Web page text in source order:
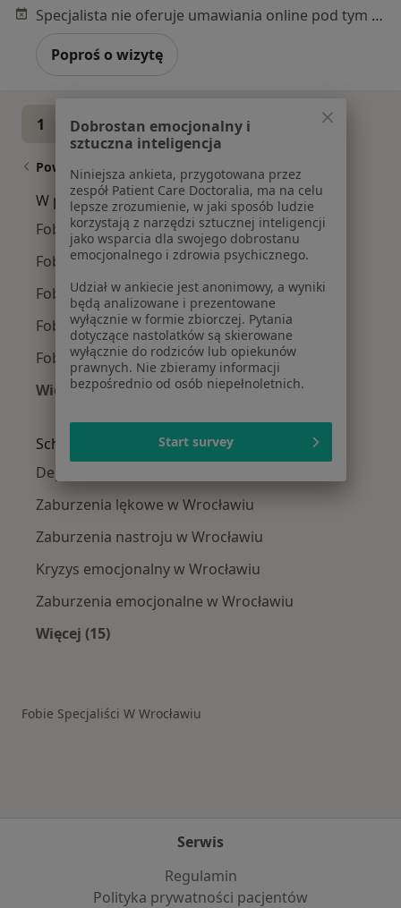
Specjalista nie oferuje umawiania online pod tym adresem.
Poproś o wizytę
1 2 3 4 5 ...
Powiązane wyszukiwania
W pobliżu Wrocławia
Fobie w Trzebnicy
Fobie w Oleśnicy
Fobie w Oławie
Fobie w Brzegu
Fobie w Iwinach
Więcej (12)
Schorzenia w Wrocławiu
Depresja w Wrocławiu
Zaburzenia lękowe w Wrocławiu
Zaburzenia nastroju w Wrocławiu
Kryzys emocjonalny w Wrocławiu
Zaburzenia emocjonalne w Wrocławiu
Więcej (15)
Fobie Specjaliści W Wrocławiu
Serwis
Regulamin
Polityka prywatności pacjentów
Dobrostan emocjonalny i
sztuczna inteligencja
Niniejsza ankieta, przygotowana przez
zespół Patient Care Doctoralia, ma na celu
lepsze zrozumienie, w jaki sposób ludzie
korzystają z narzędzi sztucznej inteligencji
jako wsparcia dla swojego dobrostanu
emocjonalnego i zdrowia psychicznego.
Udział w ankiecie jest anonimowy, a wyniki
będą analizowane i prezentowane
wyłącznie w formie zbiorczej. Pytania
dotyczące nastolatków są skierowane
wyłącznie do rodziców lub opiekunów
prawnych. Nie zbieramy informacji
bezpośrednio od osób niepełnoletnich.
Start survey